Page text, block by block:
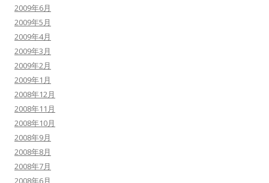
2009年6月
2009年5月
2009年4月
2009年3月
2009年2月
2009年1月
2008年12月
2008年11月
2008年10月
2008年9月
2008年8月
2008年7月
2008年6月